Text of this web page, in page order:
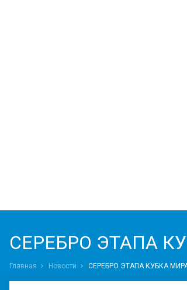
СЕРЕБРО ЭТАПА
Главная Новости СЕРЕБРО ЭТАПА КУБКА МИРА